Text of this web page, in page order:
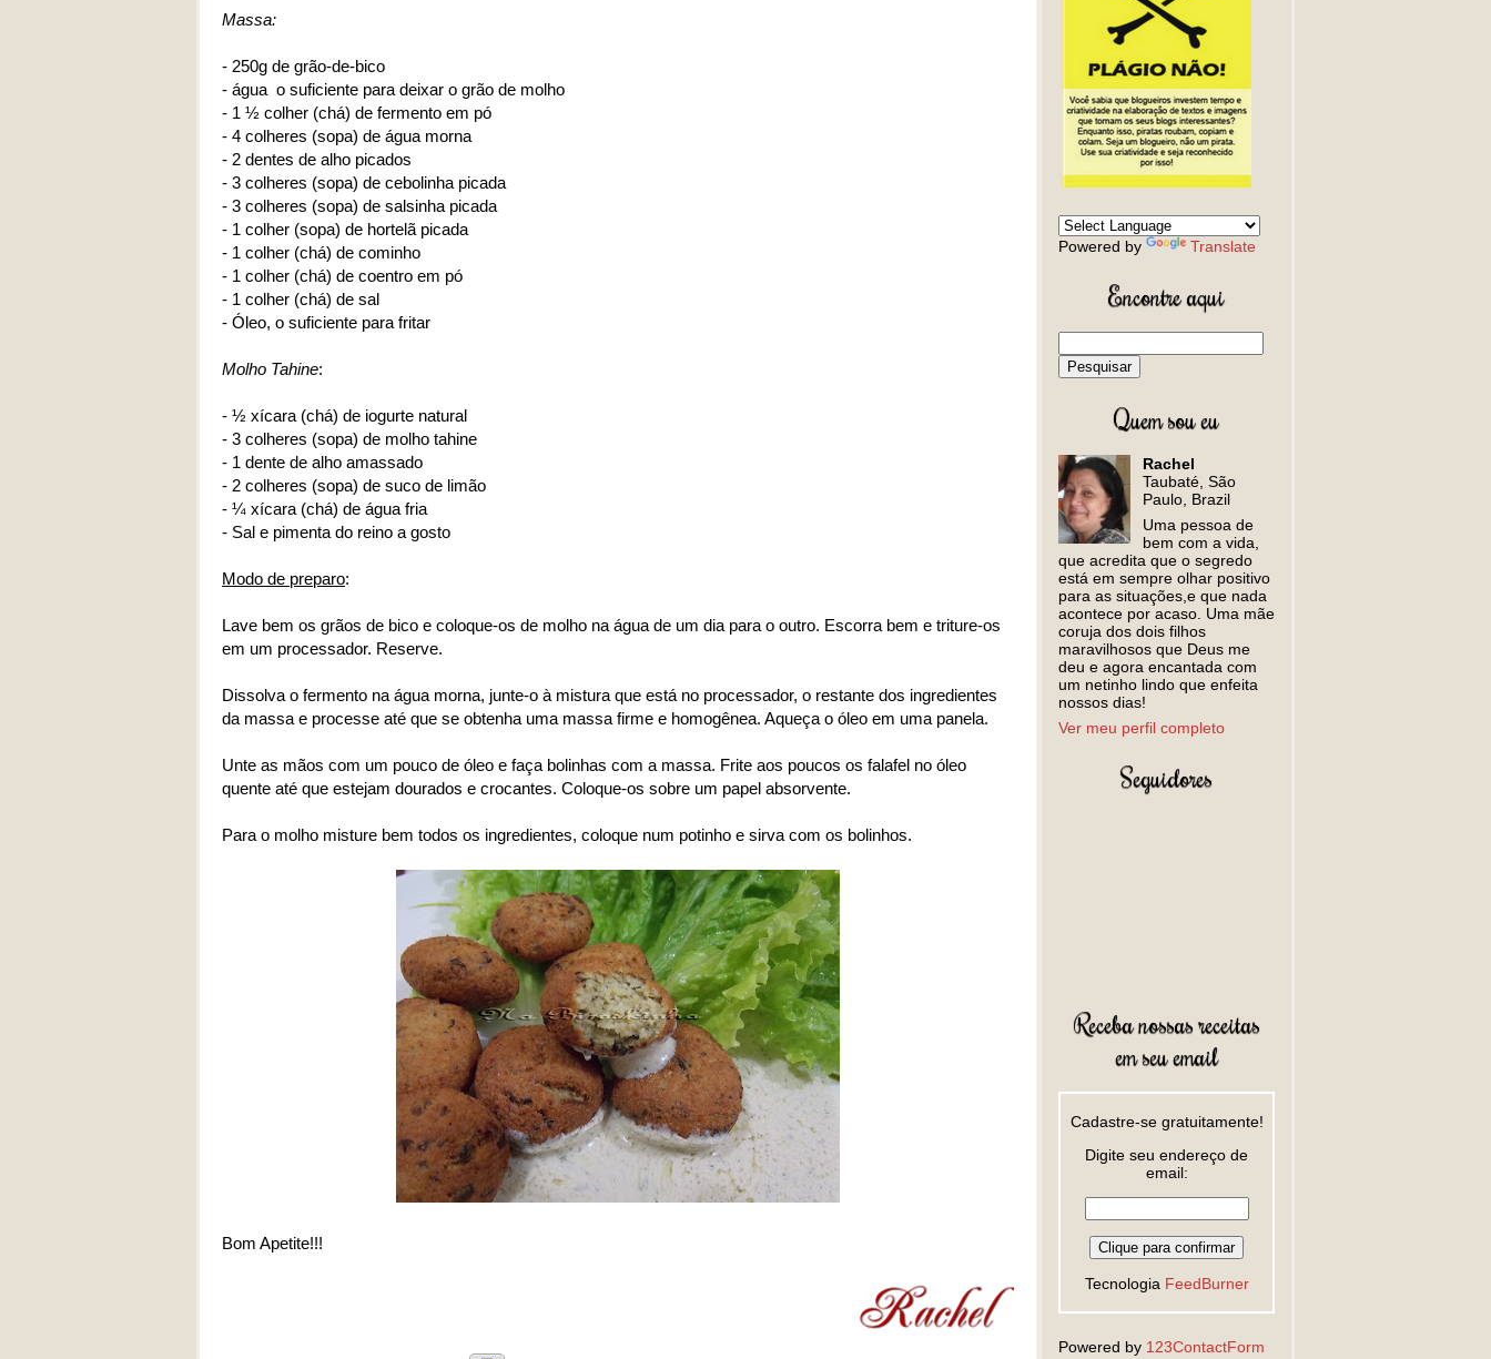
Massa:
- 250g de grão-de-bico
- água o suficiente para deixar o grão de molho
- 1 ½ colher (chá) de fermento em pó
- 4 colheres (sopa) de água morna
- 2 dentes de alho picados
- 3 colheres (sopa) de cebolinha picada
- 3 colheres (sopa) de salsinha picada
- 1 colher (sopa) de hortelã picada
- 1 colher (chá) de cominho
- 1 colher (chá) de coentro em pó
- 1 colher (chá) de sal
- Óleo, o suficiente para fritar
Molho Tahine:
- ½ xícara (chá) de iogurte natural
- 3 colheres (sopa) de molho tahine
- 1 dente de alho amassado
- 2 colheres (sopa) de suco de limão
- ¼ xícara (chá) de água fria
- Sal e pimenta do reino a gosto
Modo de preparo:
Lave bem os grãos de bico e coloque-os de molho na água de um dia para o outro. Escorra bem e triture-os
em um processador. Reserve.
Dissolva o fermento na água morna, junte-o à mistura que está no processador, o restante dos ingredientes
da massa e processe até que se obtenha uma massa firme e homogênea. Aqueça o óleo em uma panela.
Unte as mãos com um pouco de óleo e faça bolinhas com a massa. Frite aos poucos os falafel no óleo
quente até que estejam dourados e crocantes. Coloque-os sobre um papel absorvente.
Para o molho misture bem todos os ingredientes, coloque num potinho e sirva com os bolinhos.
Bom Apetite!!!
Powered by Translate
Encontre aqui
Quem sou eu
Rachel
Taubaté, São
Paulo, Brazil
Uma pessoa de
bem com a vida,
que acredita que o segredo
está em sempre olhar positivo
para as situações,e que nada
acontece por acaso. Uma mãe
coruja dos dois filhos
maravilhosos que Deus me
deu e agora encantada com
um netinho lindo que enfeita
nossos dias!
Ver meu perfil completo
Seguidores
Receba nossas receitas
em seu email
Cadastre-se gratuitamente!
Digite seu endereço de
email:
Tecnologia FeedBurner
Powered by 123ContactForm